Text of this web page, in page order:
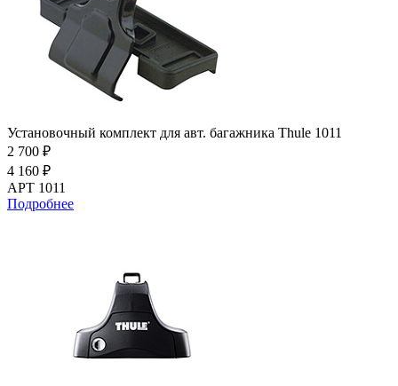
Установочный комплект для авт. багажника Thule 1011
2 700 ₽
4 160 ₽
АРТ 1011
Подробнее